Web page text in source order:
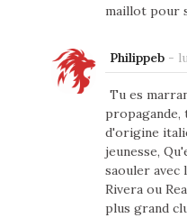
maillot pour
Philippeb-
Tu es
propagande,
d'origine
jeunesse,
saouler avec
Rivera ou
plus grand